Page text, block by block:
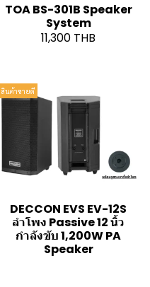
TOA BS-301B Speaker
System
11,300 THB
สินค้าขายดี
DECCON EVS EV-12S
ลำโพง Passive 12 นิ้ว
กำลังขับ 1,200W PA
Speaker